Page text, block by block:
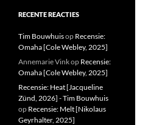
RECENTE REACTIES
Tim Bouwhuisop Recensie:
Omaha [Cole Webley, 2025]
Annemarie Vinkop Recensie:
Omaha [Cole Webley, 2025]
Recensie: Heat [Jacqueline
Zünd, 2026] - Tim Bouwhuis
op Recensie: Melt [Nikolaus
Geyrhalter, 2025]